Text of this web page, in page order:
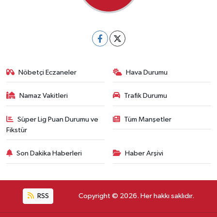
Nöbetçi Eczaneler Hava Durumu
Namaz Vakitleri Trafik Durumu
Süper Lig Puan Durumu ve
Fikstür
Tüm Manşetler
Son Dakika Haberleri Haber Arşivi
RSS Copyright © 2026. Her hakkı saklıdır.